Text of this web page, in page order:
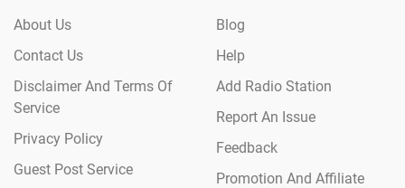
About Us
Contact Us
Disclaimer And Terms Of
Service
Privacy Policy
Guest Post Service
Blog
Help
Add Radio Station
Report An Issue
Feedback
Promotion And Affiliate